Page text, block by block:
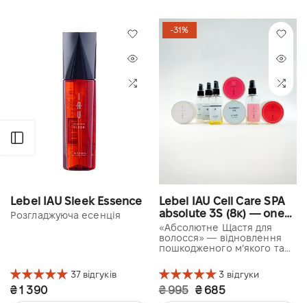
Відкрити бічну панель
Lebel IAU Sleek Essence
Розгладжуюча есенція
37 відгуків
₴ 1 390
-31%
Lebel IAU Cell Care SPA
absolute 3S (8к) — one
use kit
«Абсолютне Щастя для
волосся» — відновлення
пошкодженого м’якого та
3 відгуки
₴ 995 ₴ 685